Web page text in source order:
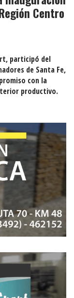
Centro
participó del
de Santa Fe,
con la
productivo.